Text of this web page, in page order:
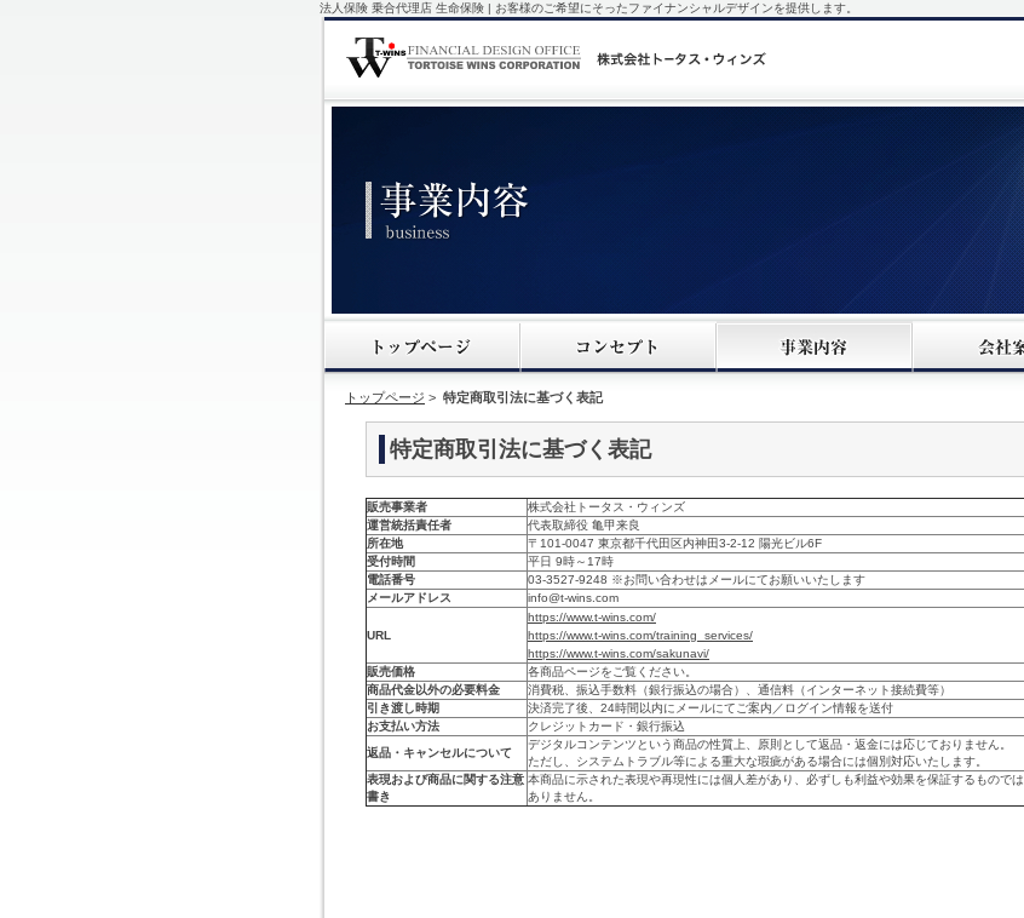
法人保険 乗合代理店 生命保険 | お客様のご希望にそったファイナンシャルデザインを提供します。
トップページ > 特定商取引法に基づく表記
特定商取引法に基づく表記
販売事業者
株式会社トータス・ウィンズ
運営統括責任者
代表取締役 亀甲来良
所在地
〒101-0047 東京都千代田区内神田3-2-12 陽光ビル6F
受付時間
平日 9時～17時
電話番号
03-3527-9248 ※お問い合わせはメールにてお願いいたします
メールアドレス
info@t-wins.com
URL
https://www.t-wins.com/
https://www.t-wins.com/training_services/
https://www.t-wins.com/sakunavi/
販売価格
各商品ページをご覧ください。
商品代金以外の必要料金
消費税、振込手数料（銀行振込の場合）、通信料（インターネット接続費等）
引き渡し時期
決済完了後、24時間以内にメールにてご案内／ログイン情報を送付
お支払い方法
クレジットカード・銀行振込
返品・キャンセルについて
デジタルコンテンツという商品の性質上、原則として返品・返金には応じておりません。
ただし、システムトラブル等による重大な瑕疵がある場合には個別対応いたします。
表現および商品に関する注意
書き
本商品に示された表現や再現性には個人差があり、必ずしも利益や効果を保証するものでは
ありません。